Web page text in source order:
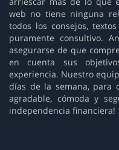
web no tiene ninguna
todos los consejos,
puramente consultivo.
asegurarse de que
en cuenta sus
experiencia. Nuestro
días de la semana, para
agradable, cómoda y
independencia financiera!